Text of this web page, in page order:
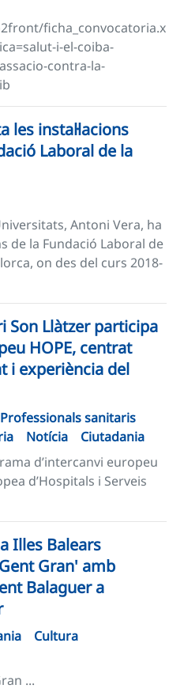
ficha_convocatoria.x
i-el-coiba-
contra-la-
les instal·lacions
Laboral de la
Antoni Vera, ha
de la Fundació Laboral de
on des del curs 2018-
Son Llàtzer participa
HOPE, centrat
i experiència del
Professionals sanitaris
Notícia
Ciutadania
d’intercanvi europeu
d’Hospitals i Serveis
Illes Balears
Gran' amb
Balaguer a
Cultura
...